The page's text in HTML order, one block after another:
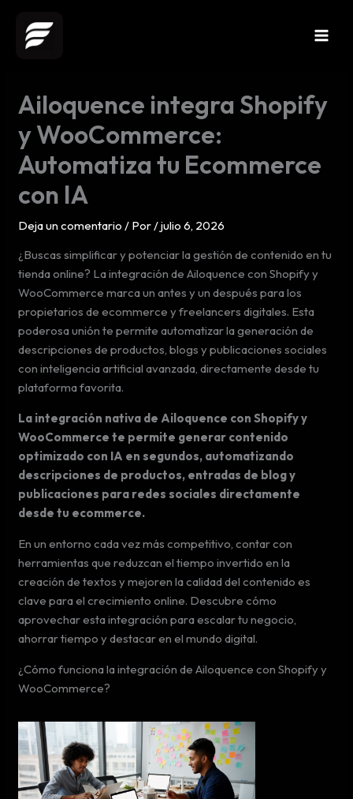
contenido
Ailoquence integra Shopify
y WooCommerce:
Automatiza tu Ecommerce
con IA
Deja un comentario / Por /julio 6, 2026
¿Buscas simplificar y potenciar la gestión de contenido en tu
tienda online? La integración de Ailoquence con Shopify y
WooCommerce marca un antes y un después para los
propietarios de ecommerce y freelancers digitales. Esta
poderosa unión te permite automatizar la generación de
descripciones de productos, blogs y publicaciones sociales
con inteligencia artificial avanzada, directamente desde tu
plataforma favorita.
La integración nativa de Ailoquence con Shopify y
WooCommerce te permite generar contenido
optimizado con IA en segundos, automatizando
descripciones de productos, entradas de blog y
publicaciones para redes sociales directamente
desde tu ecommerce.
En un entorno cada vez más competitivo, contar con
herramientas que reduzcan el tiempo invertido en la
creación de textos y mejoren la calidad del contenido es
clave para el crecimiento online. Descubre cómo
aprovechar esta integración para escalar tu negocio,
ahorrar tiempo y destacar en el mundo digital.
¿Cómo funciona la integración de Ailoquence con Shopify y
WooCommerce?